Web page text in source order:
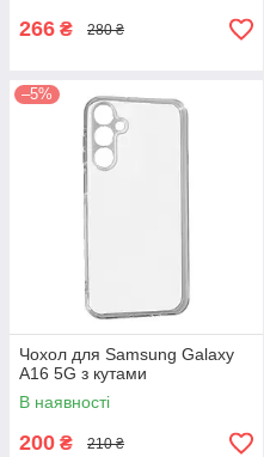
266 ₴ 280 ₴
–5%
Чохол для Samsung Galaxy
A16 5G з кутами
В наявності
200 ₴ 210 ₴